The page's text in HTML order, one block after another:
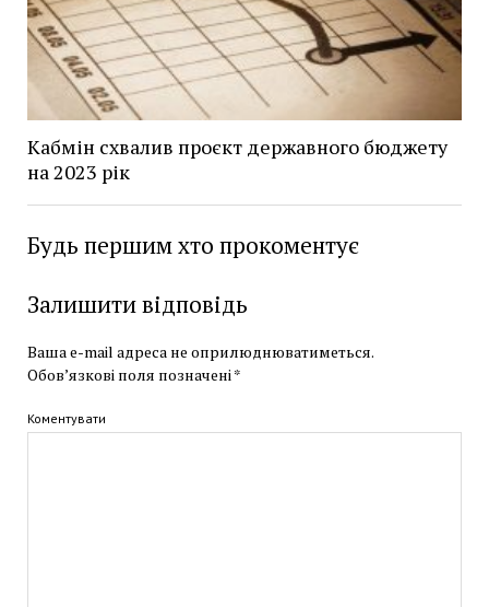
Кабмін схвалив проєкт державного бюджету
на 2023 рік
Будь першим хто прокоментує
Залишити відповідь
Ваша e-mail адреса не оприлюднюватиметься.
Обов’язкові поля позначені*
Коментувати